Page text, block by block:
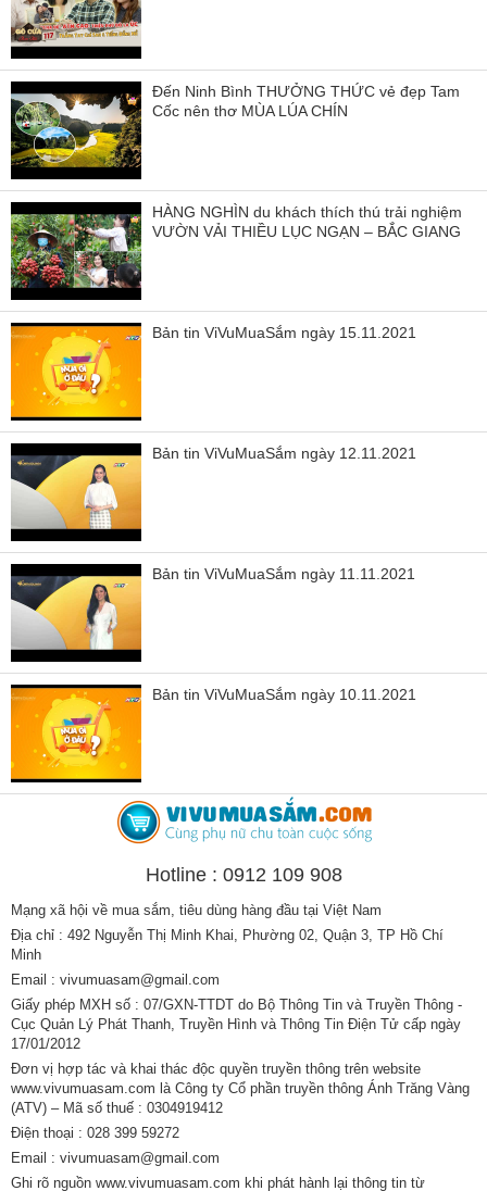
Đến Ninh Bình THƯỞNG THỨC vẻ đẹp Tam
Cốc nên thơ MÙA LÚA CHÍN
HÀNG NGHÌN du khách thích thú trải nghiệm
VƯỜN VẢI THIỀU LỤC NGẠN – BẮC GIANG
Bản tin ViVuMuaSắm ngày 15.11.2021
Bản tin ViVuMuaSắm ngày 12.11.2021
Bản tin ViVuMuaSắm ngày 11.11.2021
Bản tin ViVuMuaSắm ngày 10.11.2021
Hotline : 0912 109 908
Mạng xã hội về mua sắm, tiêu dùng hàng đầu tại Việt Nam
Địa chỉ : 492 Nguyễn Thị Minh Khai, Phường 02, Quận 3, TP Hồ Chí
Minh
Email : vivumuasam@gmail.com
Giấy phép MXH số : 07/GXN-TTDT do Bộ Thông Tin và Truyền Thông -
Cục Quản Lý Phát Thanh, Truyền Hình và Thông Tin Điện Tử cấp ngày
17/01/2012
Đơn vị hợp tác và khai thác độc quyền truyền thông trên website
www.vivumuasam.com là Công ty Cổ phần truyền thông Ánh Trăng Vàng
(ATV) – Mã số thuế : 0304919412
Điện thoại : 028 399 59272
Email : vivumuasam@gmail.com
Ghi rõ nguồn www.vivumuasam.com khi phát hành lại thông tin từ